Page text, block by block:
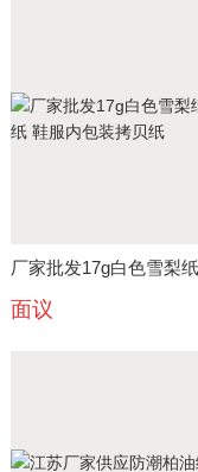
厂家批发17g白色雪梨
鞋服内包装拷贝纸
面议